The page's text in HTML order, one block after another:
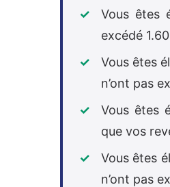
Vous êtes
excédé
Vous êtes
n’ont pas
Vous êtes
que vos
Vous êtes
n’ont pas